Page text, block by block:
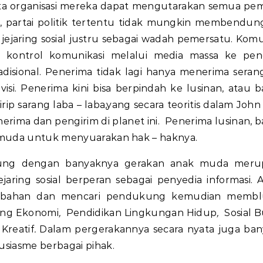
organisasi mereka dapat mengutarakan semua
partai politik tertentu tidak mungkin
sosial justru sebagai wadah pemersatu.
komunikasi melalui media massa ke
Penerima tidak lagi hanya menerima
Penerima kini bisa berpindah ke lusinan, atau
sarang laba – laba,yang secara teoritis dalam John
dan pengirim di planet ini. Penerima lusinan,
untuk menyuarakan hak – haknya.
dengan banyaknya gerakan anak muda
sosial berperan sebagai penyedia informasi.
dan mencari pendukung kemudian
Ekonomi, Pendidikan Lingkungan Hidup, Sosial
. Dalam pergerakannya secara nyata juga
berbagai pihak.